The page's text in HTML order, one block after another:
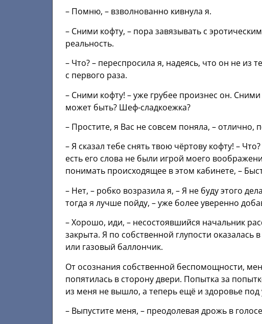
– Помню, – взволнованно кивнула я.
– Сними кофту, – пора завязывать с
реальность.
– Что? – переспросила я, надеясь, что он не из
с первого раза.
– Сними кофту! – уже грубее произнес он.
может быть? Шеф-сладкоежка?
– Простите, я Вас не совсем поняла, –
– Я сказал тебе снять твою чёртову кофту! –
есть его слова не были игрой моего
понимать происходящее в этом кабинете, –
– Нет, – робко возразила я, – Я не буду этого
тогда я лучше пойду, – уже более уверенно
– Хорошо, иди, – несостоявшийся начальник
закрыта. Я по собственной глупости
или газовый баллончик.
От осознания собственной беспомощности,
попятилась в сторону двери. Попытка за
из меня не вышло, а теперь ещё и здоровье под
– Выпустите меня, – преодолевая дрожь в